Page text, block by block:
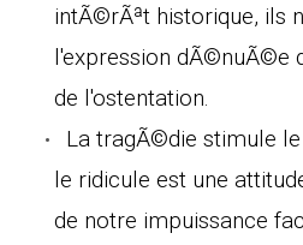
intÃ©rÃªt historique, ils
l'expression dÃ©nuÃ©e
de l'ostentation.
La tragÃ©die stimule
le ridicule est une
de notre impuissance